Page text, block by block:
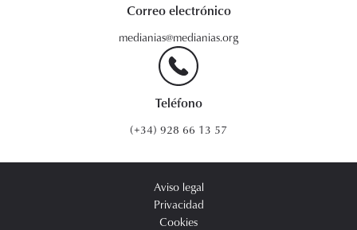
Correo electrónico
medianias@medianias.org
Teléfono
(+34) 928 66 13 57
Aviso legal
Privacidad
Cookies